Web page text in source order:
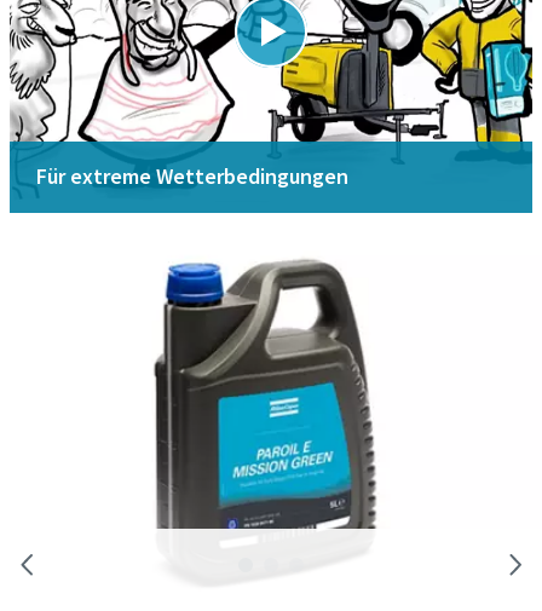
Für extreme Wetterbedingungen
Sicherheitsdatenblatt MSDS/SDS
Hier herunterladen